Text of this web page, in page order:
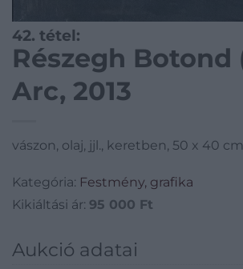
42. tétel:
Részegh Botond (1977):
Arc, 2013
vászon, olaj, jjl., keretben, 50 x 40 cm
Kategória: Festmény, grafika
Kikiáltási ár: 95 000 Ft
Aukció adatai